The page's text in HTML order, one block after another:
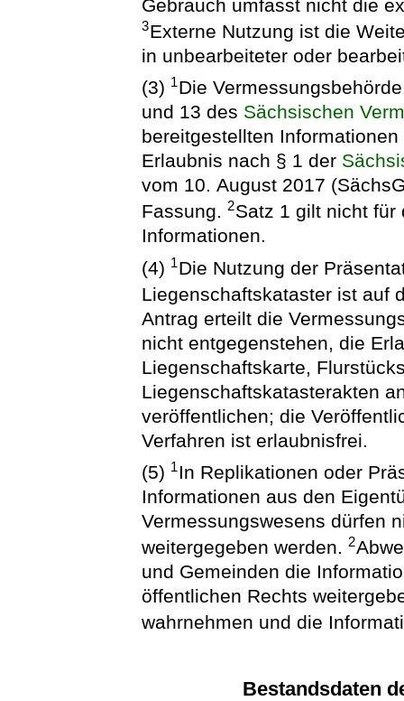
Gebrauch umfasst nicht die
3Externe Nutzung ist die
in unbearbeiteter oder
(3) 1Die
und 13 des Sächsischen
bereitgestellten
Erlaubnis nach § 1 der
vom 10. August 2017
Fassung.2Satz 1 gilt nicht für
Informationen.
(4) 1Die Nutzung der
Liegenschaftskataster ist auf
Antrag erteilt die
nicht entgegenstehen, die
Liegenschaftskarte,
Liegenschaftskatasterakten
veröffentlichen; die
Verfahren ist erlaubnisfrei.
(5) 1 In Replikationen oder
Informationen aus den
Vermessungswesens dürfen
weitergegeben werden.2
und Gemeinden die
öffentlichen Rechts
wahrnehmen und die
Bestandsdaten